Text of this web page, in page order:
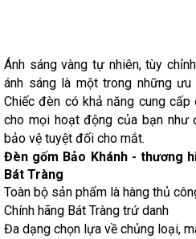
Ánh sáng vàng tự nhiên, tùy
ánh sáng là một trong những
Chiếc đèn có khả năng cung
cho mọi hoạt động của bạn như
bảo vệ tuyệt đối cho mắt.
Đèn gốm Bảo Khánh - thương
Bát Tràng
Toàn bộ sản phẩm là hàng thủ
Chính hãng Bát Tràng trứ danh
Đa dạng chọn lựa về chủng loại,